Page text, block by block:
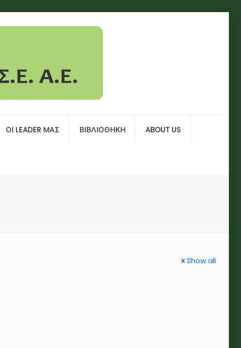
ΟΙ LEADER ΜΑΣ ΒΙΒΛΙΟΘΗΚΗ ABOUT US
Show all